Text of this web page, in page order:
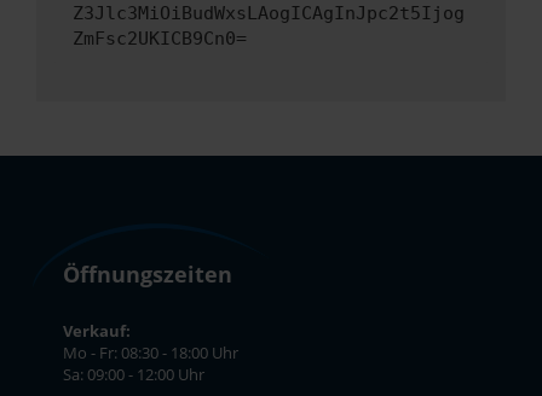
Z3Jlc3MiOiBudWxsLAogICAgInJpc2t5Ijog
ZmFsc2UKICB9Cn0=
Öffnungszeiten
Verkauf:
Mo - Fr: 08:30 - 18:00 Uhr
Sa: 09:00 - 12:00 Uhr